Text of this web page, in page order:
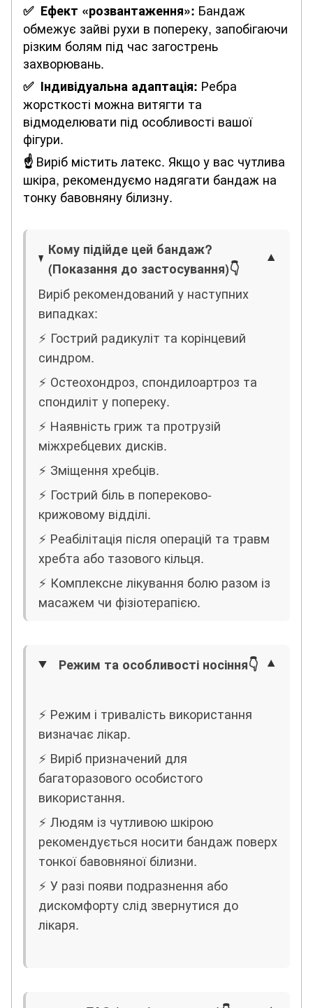
✅ Ефект «розвантаження»: Бандаж
обмежує зайві рухи в попереку, запобігаючи
різким болям під час загострень
захворювань.
✅ Індивідуальна адаптація: Ребра
жорсткості можна витягти та
відмоделювати під особливості вашої
фігури.
☝ Виріб містить латекс. Якщо у вас чутлива
шкіра, рекомендуємо надягати бандаж на
тонку бавовняну білизну.
Кому підійде цей бандаж?
(Показання до застосування)👇
Виріб рекомендований у наступних
випадках:
⚡️ Гострий радикуліт та корінцевий
синдром.
⚡️ Остеохондроз, спондилоартроз та
спондиліт у попереку.
⚡️ Наявність гриж та протрузій
міжхребцевих дисків.
⚡️ Зміщення хребців.
⚡️ Гострий біль в попереково-
крижовому відділі.
⚡️ Реабілітація після операцій та травм
хребта або тазового кільця.
⚡️ Комплексне лікування болю разом із
масажем чи фізіотерапією.
Режим та особливості носіння👇
⚡️ Режим і тривалість використання
визначає лікар.
⚡️ Виріб призначений для
багаторазового особистого
використання.
⚡️ Людям із чутливою шкірою
рекомендується носити бандаж поверх
тонкої бавовняної білизни.
⚡️ У разі появи подразнення або
дискомфорту слід звернутися до
лікаря.